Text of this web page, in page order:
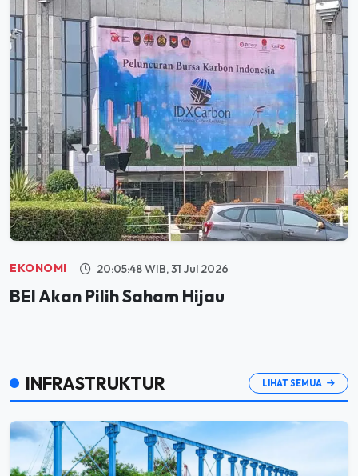
EKONOMI 20:05:48 WIB, 31 Jul 2026
BEI Akan Pilih Saham Hijau
INFRASTRUKTUR LIHAT SEMUA